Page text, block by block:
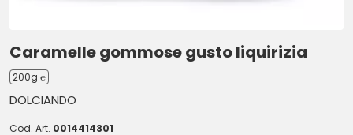
Caramelle gommose gusto liquirizia
200g ℮
DOLCIANDO
Cod. Art. 0014414301